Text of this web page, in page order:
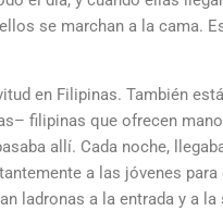
se marchan a la cama.
en Filipinas. También
filipinas que ofrecen
allí. Cada noche,
a las jóvenes
ladronas a la entrada y a